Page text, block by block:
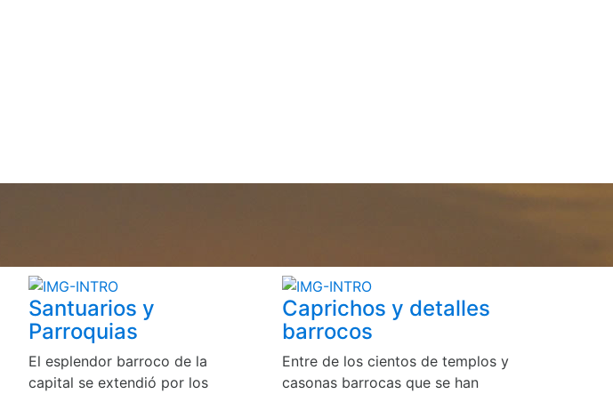
Santuarios y
Parroquias
El esplendor barroco de la
capital se extendió por los
Caprichos y detalles
barrocos
Entre de los cientos de templos y
casonas barrocas que se han